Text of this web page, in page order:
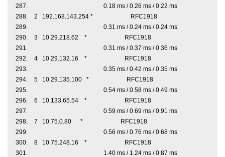
0.18 ms / 0.26 ms / 0.22 ms
2 192.168.143.254 * RFC1918
0.31 ms / 0.24 ms / 0.24 ms
3 10.29.218.62 * RFC1918
0.31 ms / 0.37 ms / 0.36 ms
4 10.29.132.16 * RFC1918
0.35 ms / 0.42 ms / 0.35 ms
5 10.29.135.100 * RFC1918
0.54 ms / 0.58 ms / 0.49 ms
6 10.133.65.54 * RFC1918
0.59 ms / 0.69 ms / 0.91 ms
7 10.75.0.80 * RFC1918
0.56 ms / 0.76 ms / 0.68 ms
8 10.75.248.16 * RFC1918
1.40 ms / 1.24 ms / 0.87 ms